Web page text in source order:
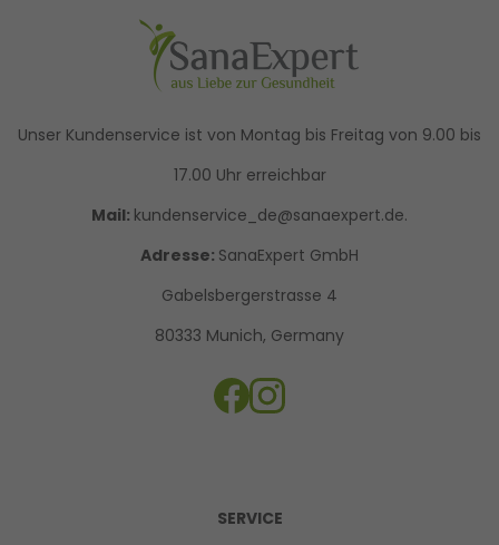
Unser Kundenservice ist von Montag bis Freitag von 9.00 bis
17.00 Uhr erreichbar
Mail: kundenservice_de@sanaexpert.de.
Adresse: SanaExpert GmbH
Gabelsbergerstrasse 4
80333 Munich, Germany
SERVICE